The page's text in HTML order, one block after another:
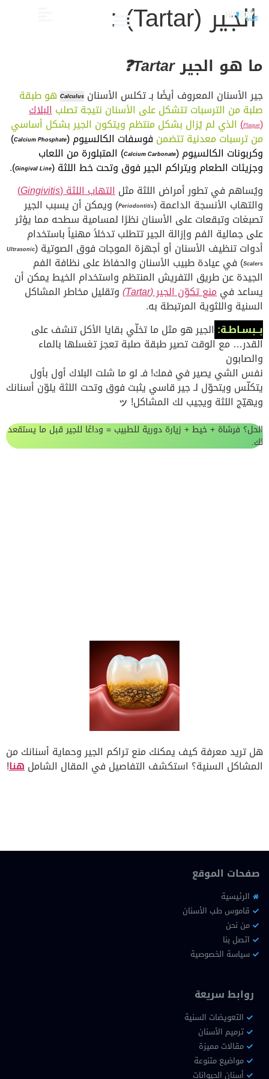
الجير (Tartar) :
ما هو الجيرTartar❓
جير الأسنان المعروف أيضًا بـ تكلس الأسنان Calculus هو طبقة
صلبة من الترسبات تتشكل على الأسنان نتيجة تصلبالبلاك
(
Plaque
) الذي لم يُزال بشكل منتظم ويتكون الجير بشكل أساسي
من ترسبات معدنية تتضمن فوسفات الكالسيوم (Calcium Phosphate
)
وكربونات الكالسيوم (Calcium Carbonate
) المتبلورة من اللعاب
وجزيئات الطعام ويتراكم الجير فوق وتحت خط اللثة (Gingival Line
)
.
ويُساهم في تطور أمراض اللثة مثلالتهاب اللثة (Gingivitis
)
والتهاب الأنسجة الداعمة (Periodontitis) ويمكن أن يسبب الجير
تصبغات وتبقعات على الأسنان نظرًا لمسامية سطحه مما يؤثر
على جمالية الفم وإزالة الجير تتطلب تدخلاً مهنياً باستخدام
أدوات تنظيف الأسنان أو أجهزة الموجات فوق الصوتية (Ultrasonic
Scalers) في عيادة طبيب الأسنان والحفاظ على نظافة الفم
الجيدة عن طريق التفريش المنتظم واستخدام الخيط يمكن أن
يساعد فيمنع تكوّن الجير(Tartar) وتقليل مخاطر المشاكل
السنية واللثوية المرتبطة به.
بــبسـاطـة: الجير هو مثل ما تخلّي بقايا الأكل تنشف على
القدر… مع الوقت تصير طبقة صلبة تعجز تغسلها بالماء
والصابون
نفس الشي يصير في فمك! فـ لو ما شلت البلاك أول بأول
يتكلّس ويتحوّل لـ جير قاسي يثبت فوق وتحت اللثة يلوّن أسنانك
ويهيّج اللثة ويجيب لك المشاكل! ッ
الحل؟ فرشاة + خيط + زيارة دورية للطبيب = وداعًا للجير قبل ما يستقعد
لك.
هل تريد معرفة كيف يمكنك منع تراكم الجير وحماية أسنانك من
المشاكل السنية؟ استكشف التفاصيل في المقال الشاملهنا!
صفحات الموقع
الرئيسية
قاموس طب الأسنان
من نحن
اتصل بنا
سياسة الخصوصية
روابط سريعة
التعويضات السنية
ترميم الأسنان
مقالات مميزة
مواضيع متنوعة
أسنان الحيوانات